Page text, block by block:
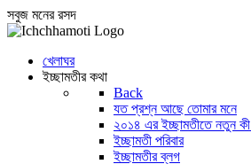
সবুজ মনের রসদ
খেলাঘর
ইচ্ছামতীর কথা
Back
যত প্রশ্ন আছে তোমার মনে
২০১৪ এর ইচ্ছামতীতে নতুন
ইচ্ছামতী পরিবার
ইচ্ছামতীর ব্লগ